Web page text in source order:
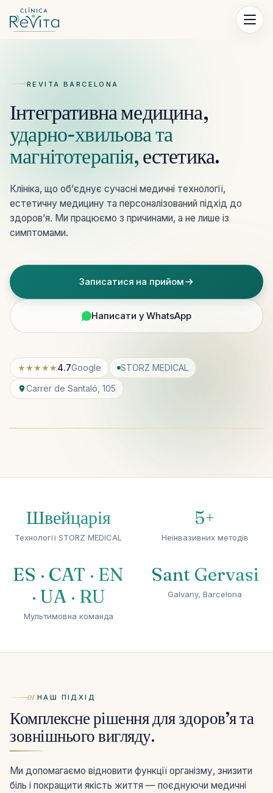
Перейти до контенту
REVITA BARCELONA
Інтегративна медицина,
ударно-хвильова та
магнітотерапія,естетика.
Клініка, що об’єднує сучасні медичні технології,
естетичну медицину та персоналізований підхід до
здоров’я. Ми працюємо з причинами, а не лише із
симптомами.
Записатися на прийом
Написати у WhatsApp
★★★★★4.7Google
STORZ MEDICAL
Carrer de Santaló, 105
Швейцарія
Технології STORZ MEDICAL
5+
Неінвазивних методів
ES · CAT · EN
· UA · RU
Мультимовна команда
Sant Gervasi
Galvany, Barcelona
01 НАШ ПІДХІД
Комплексне рішення для здоров’я та
зовнішнього вигляду.
Ми допомагаємо відновити функції організму, знизити
біль і покращити якість життя — поєднуючи медичні